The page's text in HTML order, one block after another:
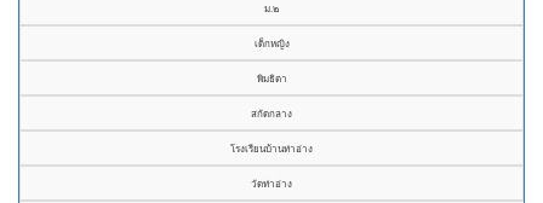
ม.๒
เด็กหญิง
พิมธิตา
สกัดกลาง
โรงเรียนบ้านท่าอ่าง
วัดท่าอ่าง